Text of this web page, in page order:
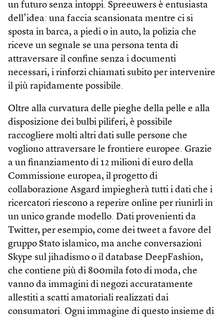
un futuro senza intoppi. Spreeuwers è entusiasta
dell’idea: una faccia scansionata mentre ci si
sposta in barca, a piedi o in auto, la polizia che
riceve un segnale se una persona tenta di
attraversare il confine senza i documenti
necessari, i rinforzi chiamati subito per intervenire
il più rapidamente possibile.
Oltre alla curvatura delle pieghe della pelle e alla
disposizione dei bulbi piliferi, è possibile
raccogliere molti altri dati sulle persone che
vogliono attraversare le frontiere europee. Grazie
a un finanziamento di 12 milioni di euro della
Commissione europea, il progetto di
collaborazione Asgard impiegherà tutti i dati che i
ricercatori riescono a reperire online per riunirli in
un unico grande modello. Dati provenienti da
Twitter, per esempio, come dei tweet a favore del
gruppo Stato islamico, ma anche conversazioni
Skype sul jihadismo o il database DeepFashion,
che contiene più di 800mila foto di moda, che
vanno da immagini di negozi accuratamente
allestiti a scatti amatoriali realizzati dai
consumatori. Ogni immagine di questo insieme di